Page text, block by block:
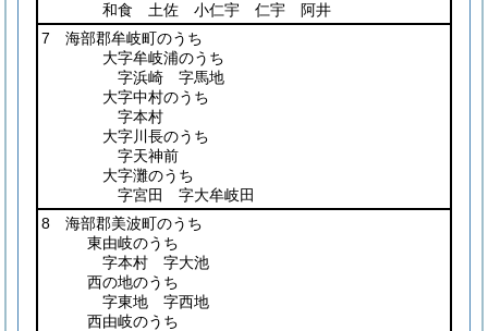
和食 土佐 小仁宇 仁宇 阿井
7 海部郡牟岐町のうち
大字牟岐浦のうち
字浜崎 字馬地
大字中村のうち
字本村
大字川長のうち
字天神前
大字灘のうち
字宮田 字大牟岐田
8 海部郡美波町のうち
東由岐のうち
字本村 字大池
西の地のうち
字東地 字西地
西由岐のうち